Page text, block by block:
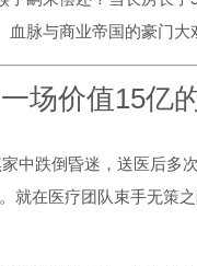
血脉与商业帝国的豪门
场价值15亿
中跌倒昏迷，送医后多
就在医疗团队束手无策